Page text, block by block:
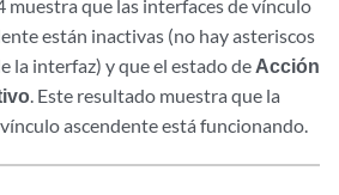
muestra que las interfaces de vínculo
están inactivas (no hay asteriscos
la interfaz) y que el estado de Acción
. Este resultado muestra que la
ascendente está funcionando.